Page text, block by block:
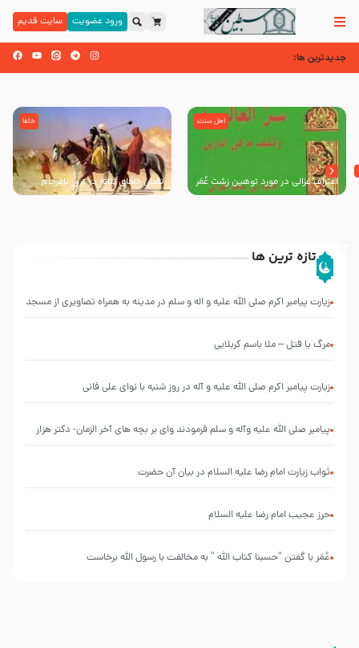
ورود عضویت سایت قدیم
جدیدترین ها:
”
و
با
زیبا و
اعتراف غزالی در مورد توهین زشت عُمَر
بن الخطاب به پیامبر اکرم صلی الله
اهل سنت
نقش خلفای ثلاثه در ترور نافرجام
پیامبر صلی الله علیه و آله و سلم
خلفا
تازه ترین ها
زیارت پیامبر اکرم صلی الله علیه و اله و سلم در مدینه به همراه تصاویری از مسجد
مرگ یا قتل – ملا باسم کربلایی
زیارت پیامبر اکرم صلی الله علیه و آله در روز شنبه با نوای علی فانی
پیامبر صلی الله علیه وآله و سلم فرمودند وای بر بچه های آخر الزمان- دکتر هزار
ثواب زیارت امام رضا علیه السلام در بیان آن حضرت
حرز عجیب امام رضا علیه السلام
عُمَر با گفتن “حسبنا كتاب اللّه ” به مخالفت با رسول اللّه برخاست